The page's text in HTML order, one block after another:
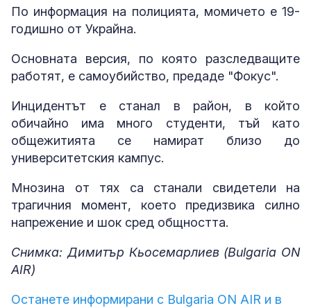
По информация на полицията, момичето е 19-
годишно от Украйна.
Основната версия, по която разследващите
работят, е самоубийство, предаде "Фокус".
Инцидентът е станал в район, в който
обичайно има много студенти, тъй като
общежитията се намират близо до
университетския кампус.
Мнозина от тях са станали свидетели на
трагичния момент, което предизвика силно
напрежение и шок сред общността.
Снимка: Димитър Кьосемарлиев (Bulgaria ON
AIR)
Останете информирани с Bulgaria ON AIR и в